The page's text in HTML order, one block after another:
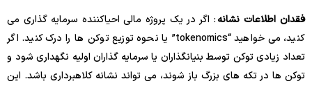
فقدان اطلاعات نشانه: اگر در یک پروژه مالی احیاکننده سرمایه گذاری می
کنید، می خواهید “tokenomics” یا نحوه توزیع توکن ها را درک کنید. اگر
تعداد زیادی توکن توسط بنیانگذاران یا سرمایه گذاران اولیه نگهداری شود و
توکن ها در تکه های بزرگ باز شوند، می تواند نشانه کلاهبرداری باشد. این